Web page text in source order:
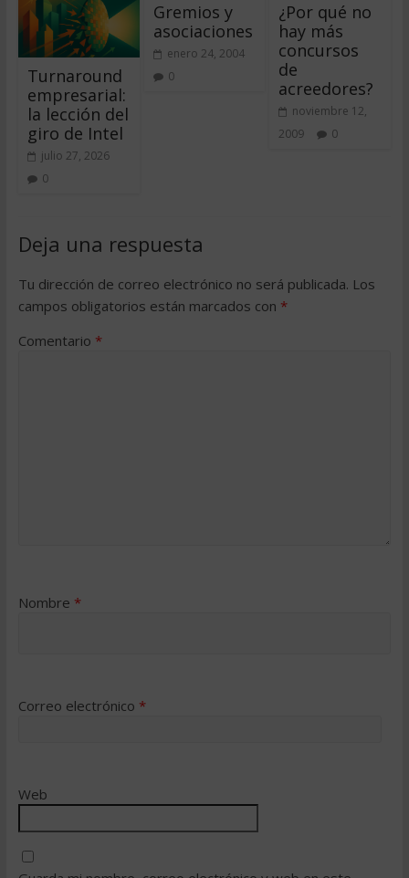
Turnaround
empresarial:
la lección del
giro de Intel
julio 27, 2026
0
Gremios y
asociaciones
enero 24, 2004
0
¿Por qué no
hay más
concursos
de
acreedores?
noviembre 12,
2009
0
Deja una respuesta
Tu dirección de correo electrónico no será publicada. Los
campos obligatorios están marcados con *
Comentario *
Nombre *
Correo electrónico *
Web